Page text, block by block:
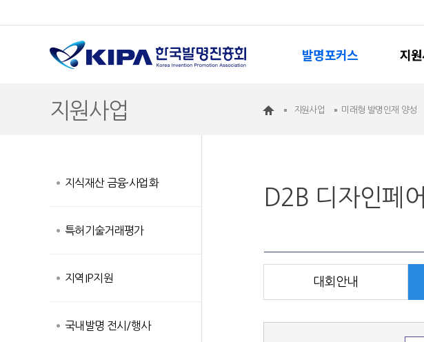
발명포커스 지
지원사업 지원사업 미래형 발명인재 양성
지식재산 금융·사업화
특허기술거래평가
지역IP지원
국내발명 전시/행사
D2B 디자인페어
대회안내